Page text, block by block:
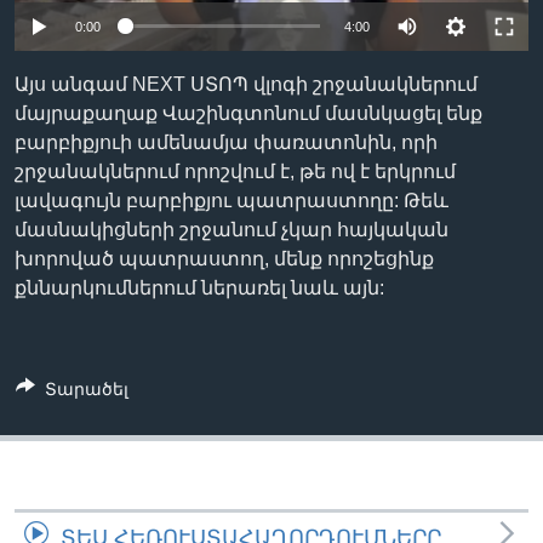
Լեզուներ
0:00 4:00
Այս անգամ NEXT ՍՏՈՊ վլոգի շրջանակներում
մայրաքաղաք Վաշինգտոնում մասնկացել ենք
բարբիքյուի ամենամյա փառատոնին, որի
շրջանակներում որոշվում է, թե ով է երկրում
լավագույն բարբիքյու պատրաստողը: Թեև
մասնակիցների շրջանում չկար հայկական
խորոված պատրաստող, մենք որոշեցինք
քննարկումներում ներառել նաև այն:
Տարածել
ՏԵՍ ՀԵՌՈՒՍՏԱՀԱՂՈՐԴՈՒՄՆԵՐԸ